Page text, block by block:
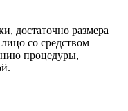
достаточно размера
со средством
процедуры,